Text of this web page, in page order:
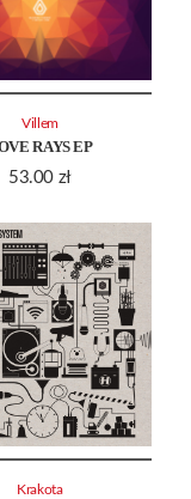
RAYS EP
53.00 zł
Villem
Krakota